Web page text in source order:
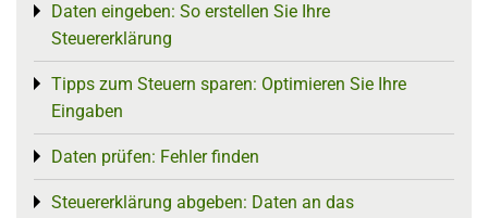
Daten eingeben: So erstellen Sie Ihre
Steuererklärung
Toggle menu
Tipps zum Steuern sparen: Optimieren Sie Ihre
Eingaben
Toggle menu
Daten prüfen: Fehler finden
Toggle menu
Steuererklärung abgeben: Daten an das
Toggle menu